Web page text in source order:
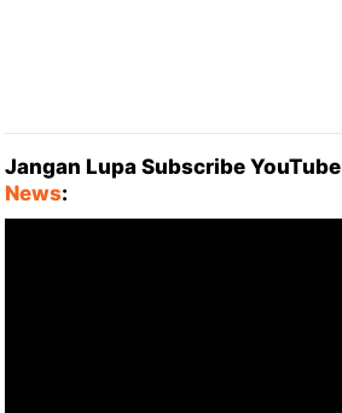
Jangan Lupa Subscribe YouTube
News: